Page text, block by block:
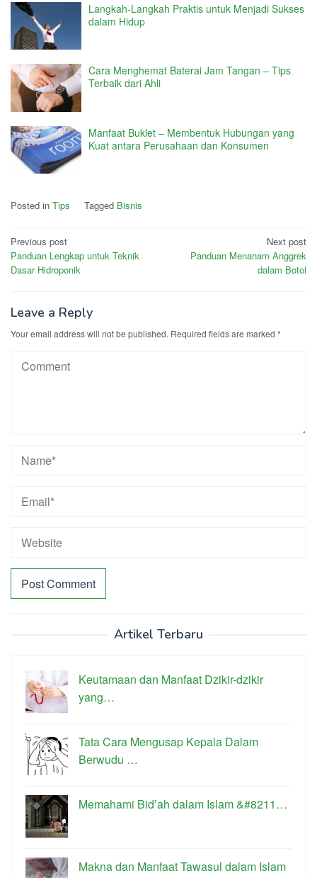
Langkah-Langkah Praktis untuk Menjadi Sukses
dalam Hidup
Cara Menghemat Baterai Jam Tangan – Tips
Terbaik dari Ahli
Manfaat Buklet – Membentuk Hubungan yang
Kuat antara Perusahaan dan Konsumen
Posted in Tips Tagged Bisnis
Post
navigation
Previous post
Panduan Lengkap untuk Teknik
Dasar Hidroponik
Next post
Panduan Menanam Anggrek
dalam Botol
Leave a Reply
Your email address will not be published. Required fields are marked *
Artikel Terbaru
Keutamaan dan Manfaat Dzikir-dzikir
yang…
Tata Cara Mengusap Kepala Dalam
Berwudu …
Memahami Bid’ah dalam Islam &#8211…
Makna dan Manfaat Tawasul dalam Islam